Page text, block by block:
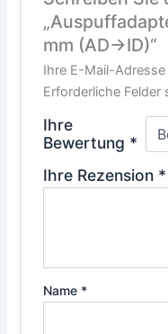
mm (AD→ID)“
Ihre E-Mail-
Erforderliche Felder
Ihre
Bewertung *
Ihre Rezension *
Name *